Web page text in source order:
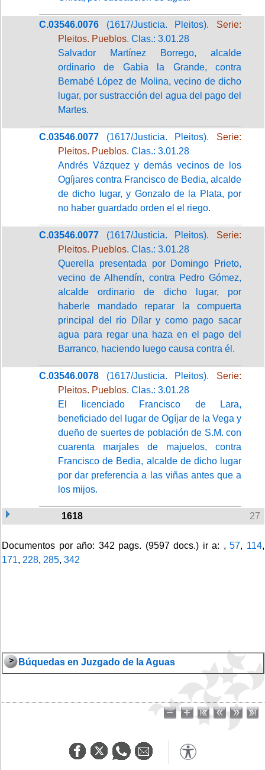
C.03546.0076 (1617/Justicia. Pleitos). Serie:
Pleitos. Pueblos. Clas.: 3.01.28
Salvador Martínez Borrego, alcalde
ordinario de Gabia la Grande, contra
Bernabé López de Molina, vecino de dicho
lugar, por sustracción del agua del pago del
Martes.
C.03546.0077 (1617/Justicia. Pleitos). Serie:
Pleitos. Pueblos. Clas.: 3.01.28
Andrés Vázquez y demás vecinos de los
Ogíjares contra Francisco de Bedia, alcalde
de dicho lugar, y Gonzalo de la Plata, por
no haber guardado orden el el riego.
C.03546.0077 (1617/Justicia. Pleitos). Serie:
Pleitos. Pueblos. Clas.: 3.01.28
Querella presentada por Domingo Prieto,
vecino de Alhendín, contra Pedro Gómez,
alcalde ordinario de dicho lugar, por
haberle mandado reparar la compuerta
principal del río Dílar y como pago sacar
agua para regar una haza en el pago del
Barranco, haciendo luego causa contra él.
C.03546.0078 (1617/Justicia. Pleitos). Serie:
Pleitos. Pueblos. Clas.: 3.01.28
El licenciado Francisco de Lara,
beneficiado del lugar de Ogíjar de la Vega y
dueño de suertes de población de S.M. con
cuarenta marjales de majuelos, contra
Francisco de Bedia, alcalde de dicho lugar
por dar preferencia a las viñas antes que a
los mijos.
1618 27
Documentos por año: 342 pags. (9597 docs.) ir a: ,57, 114,
171, 228, 285, 342
Búquedas en Juzgado de la Aguas